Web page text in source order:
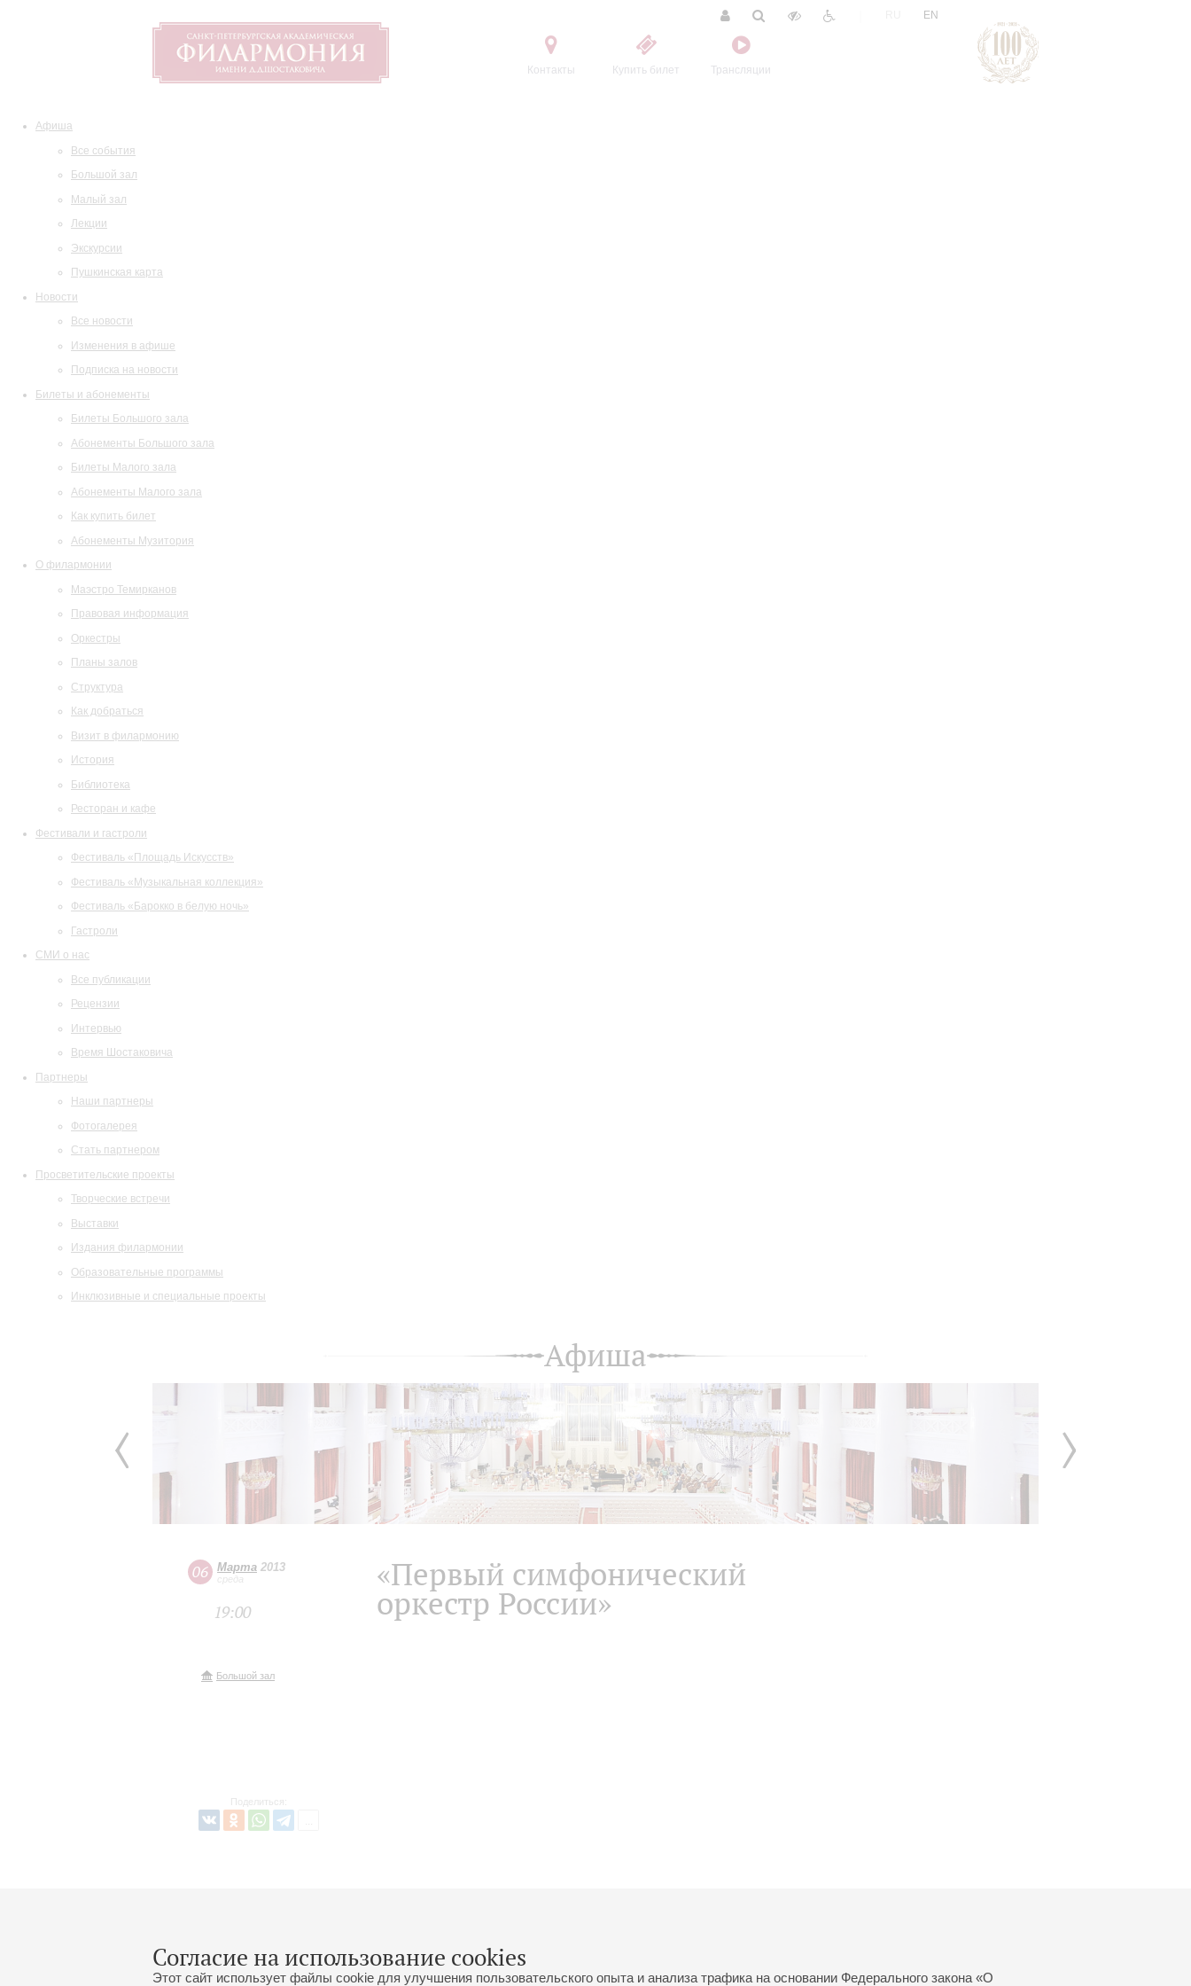
Контакты Купить билет Трансляции
EN
Афиша
Все события
Большой зал
Малый зал
Лекции
Экскурсии
Пушкинская карта
Новости
Все новости
Изменения в афише
Подписка на новости
Билеты и абонементы
Билеты Большого зала
Абонементы Большого зала
Билеты Малого зала
Абонементы Малого зала
Как купить билет
Абонементы Музитория
О филармонии
Маэстро Темирканов
Правовая информация
Оркестры
Планы залов
Структура
Как добраться
Визит в филармонию
История
Библиотека
Ресторан и кафе
Фестивали и гастроли
Фестиваль «Площадь Искусств»
Фестиваль «Музыкальная коллекция»
Фестиваль «Барокко в белую ночь»
Гастроли
СМИ о нас
Все публикации
Рецензии
Интервью
Время Шостаковича
Партнеры
Наши партнеры
Фотогалерея
Стать партнером
Просветительские проекты
Творческие встречи
Выставки
Издания филармонии
Образовательные программы
Инклюзивные и специальные проекты
Согласие на использование cookies
Этот сайт использует файлы cookie для улучшения пользовательского опыта и анализа трафика на основании Федерального закона «О
Афиша
06 Марта 2013
среда
19:00
Большой зал
Поделиться:
«Первый симфонический
оркестр России»